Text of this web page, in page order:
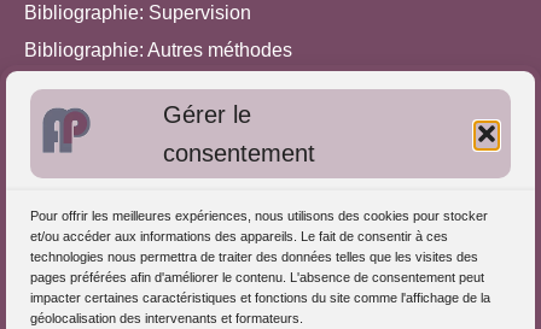
Gérer le
consentement
Pour offrir les meilleures expériences, nous utilisons des cookies pour stocker
et/ou accéder aux informations des appareils. Le fait de consentir à ces
technologies nous permettra de traiter des données telles que les visites des
pages préférées afin d'améliorer le contenu. L'absence de consentement peut
impacter certaines caractéristiques et fonctions du site comme l'affichage de la
géolocalisation des intervenants et formateurs.
Bibliographie: Supervision
Bibliographie: Autres méthodes
Approches de l'Analyse des pratiques
Autres informations
S'inscrire dans l'Annuaire
Publiez vos formations
Charte déontologique
Références d'intervention